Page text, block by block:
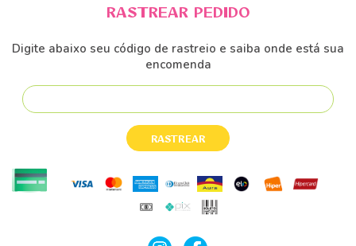
RASTREAR PEDIDO
Digite abaixo seu código de rastreio e saiba onde está sua
encomenda